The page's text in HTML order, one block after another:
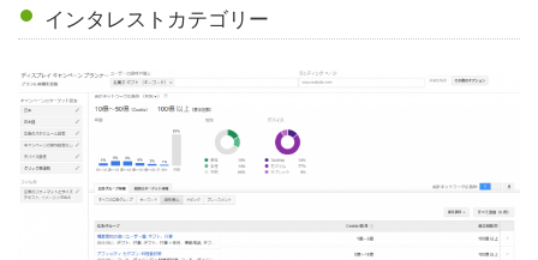
インタレストカテゴリー